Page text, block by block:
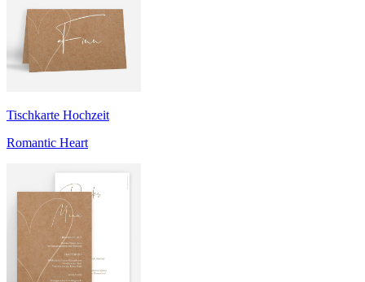
Tischkarte Hochzeit
Romantic Heart